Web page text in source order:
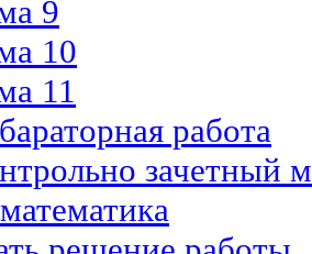
9
10
11
работа
зачетный